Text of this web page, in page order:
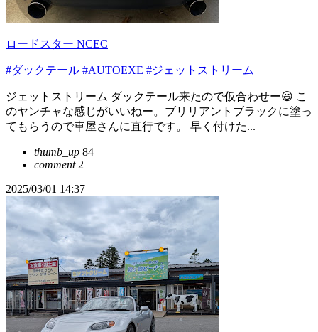
ロードスター NCEC
#ダックテール #AUTOEXE #ジェットストリーム
ジェットストリーム ダックテール来たので仮合わせー😃 こ
のヤンチャな感じがいいねー。ブリリアントブラックに塗っ
てもらうので車屋さんに直行です。 早く付けた...
thumb_up 84
comment2
2025/03/01 14:37